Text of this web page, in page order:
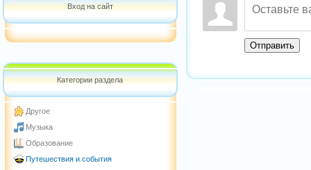
Вход на сайт
Категории раздела
Другое
Музыка
Образование
Путешествия и события
Отправить